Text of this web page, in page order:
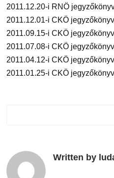
2011.12.20-i RNÖ
2011.12.01-i CKÖ jegyzőkönyv
2011.09.15-i CKÖ jegyzőkönyv
2011.07.08-i CKÖ jegyzőkönyv
2011.04.12-i CKÖ jegyzőkönyv
2011.01.25-i CKÖ jegyzőkönyv
Written by